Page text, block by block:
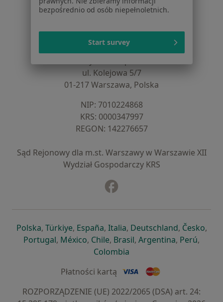
Baza wiedzy
Centrum Pomocy dla Specjalisty
Kontakt ZnanyLekarz - Strona główna
ul. Kolejowa 5/7
01-217 Warszawa, Polska
NIP: ⁠7010224868
KRS: ⁠0000347997
REGON: ⁠142276657
Sąd Rejonowy dla m.st. Warszawy w Warszawie XII
Wydział Gospodarczy KRS
Polskaotwiera się w nowej karcie
, Türkiyeotwiera się w nowej karcie
, Españaotwiera się w nowej karcie
, Italiaotwiera się w nowej
, Deutschlandotwiera się
, Česko,
Portugalotwiera się w nowej karcie
, Méxicootwiera się w nowej karcie
, Chileotwiera się w nowej karcie
, Brasilotwiera się w nowej
, Argentinaotwiera się
, Perú,
Colombia
Płatności kartą
ROZPORZĄDZENIE (UE) 2022/2065 (DSA) art. 24:
bezpośrednio od osób niepełnoletnich.
Start survey